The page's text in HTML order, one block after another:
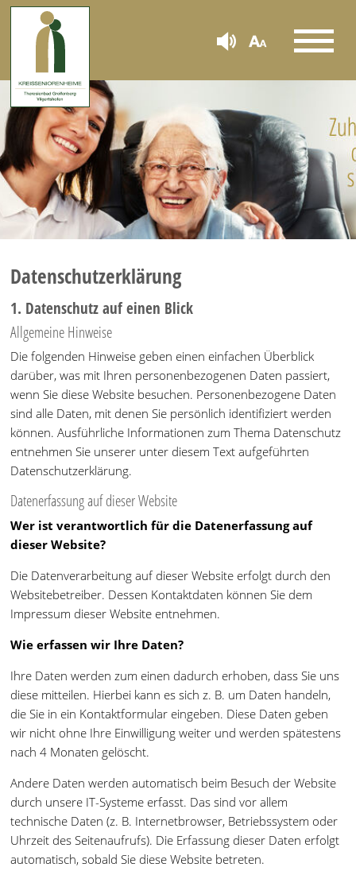
Datenschutzerklärung
1. Datenschutz auf einen Blick
Allgemeine Hinweise
Die folgenden Hinweise geben einen einfachen Überblick
darüber, was mit Ihren personenbezogenen Daten passiert,
wenn Sie diese Website besuchen. Personenbezogene Daten
sind alle Daten, mit denen Sie persönlich identifiziert werden
können. Ausführliche Informationen zum Thema Datenschutz
entnehmen Sie unserer unter diesem Text aufgeführten
Datenschutzerklärung.
Datenerfassung auf dieser Website
Wer ist verantwortlich für die Datenerfassung auf
dieser Website?
Die Datenverarbeitung auf dieser Website erfolgt durch den
Websitebetreiber. Dessen Kontaktdaten können Sie dem
Impressum dieser Website entnehmen.
Wie erfassen wir Ihre Daten?
Ihre Daten werden zum einen dadurch erhoben, dass Sie uns
diese mitteilen. Hierbei kann es sich z. B. um Daten handeln,
die Sie in ein Kontaktformular eingeben. Diese Daten geben
wir nicht ohne Ihre Einwilligung weiter und werden spätestens
nach 4 Monaten gelöscht.
Andere Daten werden automatisch beim Besuch der Website
durch unsere IT-Systeme erfasst. Das sind vor allem
technische Daten (z. B. Internetbrowser, Betriebssystem oder
Uhrzeit des Seitenaufrufs). Die Erfassung dieser Daten erfolgt
automatisch, sobald Sie diese Website betreten.